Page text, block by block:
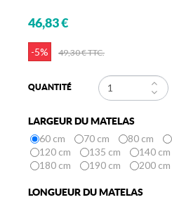
46,83 €
-5% 49,30 €TTC.
QUANTITÉ
LARGEUR DU MATELAS
60 cm 70 cm 80 cm
120 cm
135 cm 140 cm
180 cm
190 cm 200 cm
LONGUEUR DU MATELAS